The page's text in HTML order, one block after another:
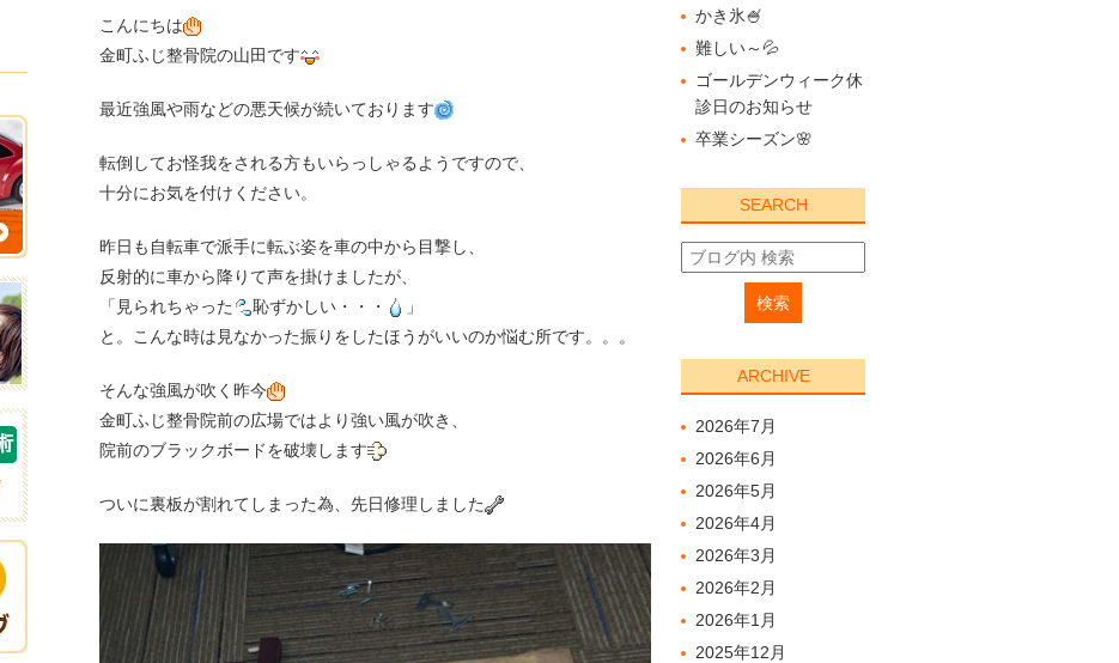
こんにちは
金町ふじ整骨院の山田です
最近強風や雨などの悪天候が続いております
転倒してお怪我をされる方もいらっしゃるようですので、
十分にお気を付けください。
昨日も自転車で派手に転ぶ姿を車の中から目撃し、
反射的に車から降りて声を掛けましたが、
「見られちゃった
恥ずかしい・・・
」
と。こんな時は見なかった振りをしたほうがいいのか悩む所です。。。
そんな強風が吹く昨今
金町ふじ整骨院前の広場ではより強い風が吹き、
院前のブラックボードを破壊します
ついに裏板が割れてしまった為、先日修理しました
かき氷🍧
難しい～💦
ゴールデンウィーク休
診日のお知らせ
卒業シーズン🌸
SEARCH
ARCHIVE
2026年7月
2026年6月
2026年5月
2026年4月
2026年3月
2026年2月
2026年1月
2025年12月